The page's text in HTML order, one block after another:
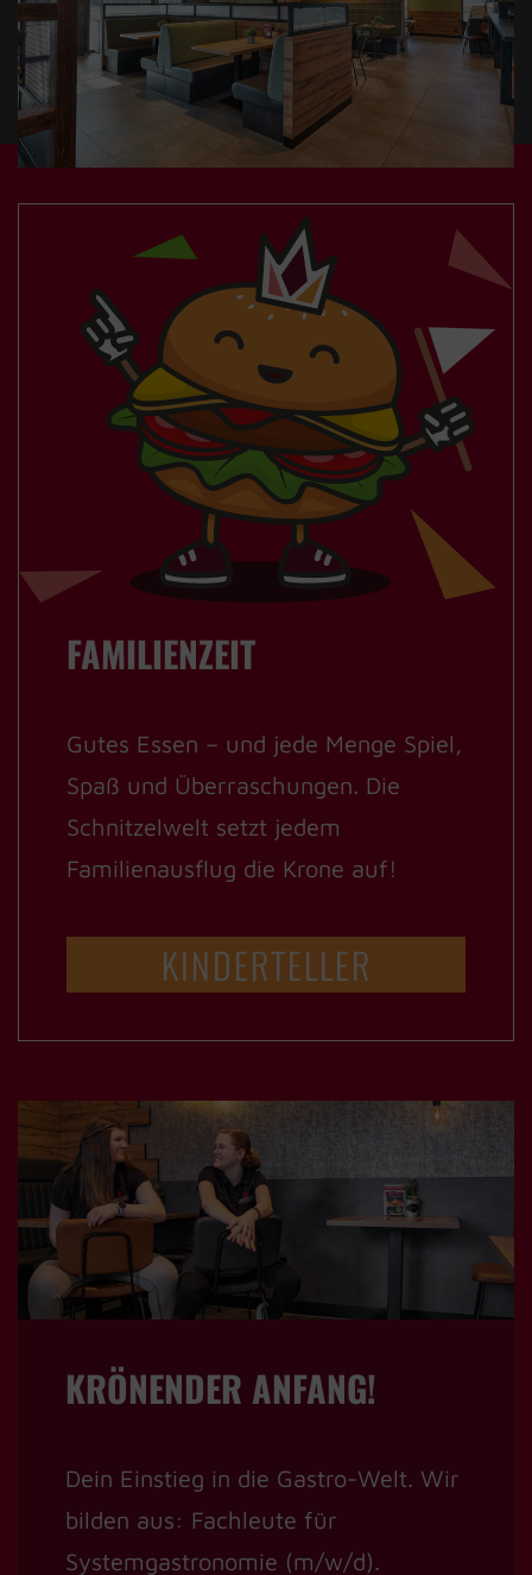
FAMILIENZEIT
Gutes Essen – und jede Menge Spiel,
Spaß und Überraschungen. Die
Schnitzelwelt setzt jedem
Familienausflug die Krone auf!
KINDERTELLER
KRÖNENDER ANFANG!
Dein Einstieg in die Gastro-Welt. Wir
bilden aus: Fachleute für
Systemgastronomie (m/w/d).